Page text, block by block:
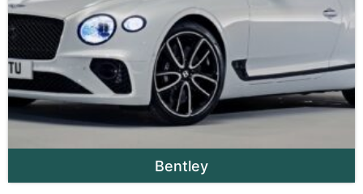
Bentley